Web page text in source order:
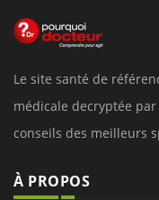
Le site santé de
médicale decryptée
conseils des meilleurs
À PROPOS